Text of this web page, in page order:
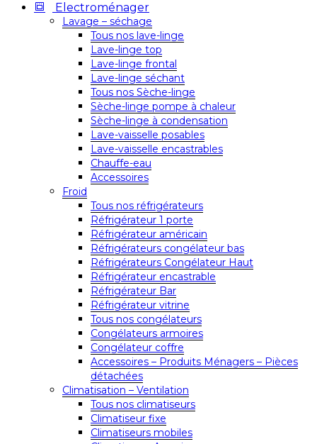
Electroménager
Lavage – séchage
Tous nos lave-linge
Lave-linge top
Lave-linge frontal
Lave-linge séchant
Tous nos Sèche-linge
Sèche-linge pompe à chaleur
Sèche-linge à condensation
Lave-vaisselle posables
Lave-vaisselle encastrables
Chauffe-eau
Accessoires
Froid
Tous nos réfrigérateurs
Réfrigérateur 1 porte
Réfrigérateur américain
Réfrigérateurs congélateur bas
Réfrigérateurs Congélateur Haut
Réfrigérateur encastrable
Réfrigérateur Bar
Réfrigérateur vitrine
Tous nos congélateurs
Congélateurs armoires
Congélateur coffre
Accessoires – Produits Ménagers – Pièces
détachées
Climatisation – Ventilation
Tous nos climatiseurs
Climatiseur fixe
Climatiseurs mobiles